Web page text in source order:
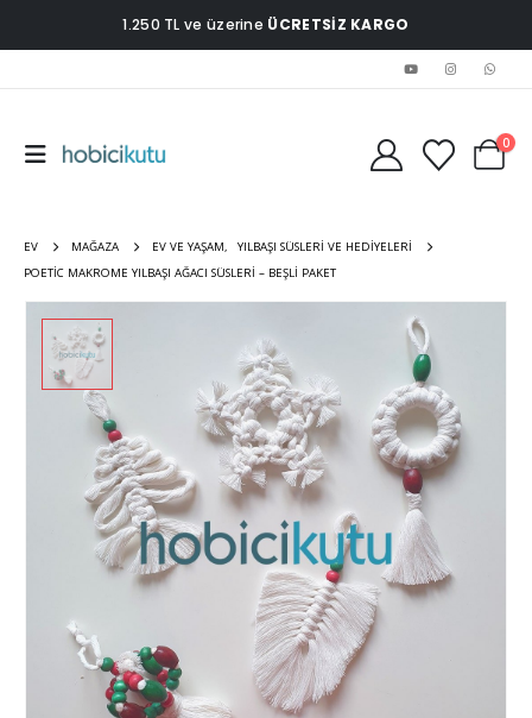
1.250 TL ve üzerine ÜCRETSİZ KARGO
0
EV MAĞAZA EV VE YAŞAM,
YILBAŞI SÜSLERI VE HEDIYELERI
POETIC MAKROME YILBAŞI AĞACI SÜSLERI – BEŞLI PAKET